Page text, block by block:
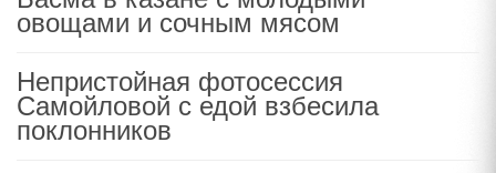
овощами и сочным мясом
Непристойная фотосессия
Самойловой с едой взбесила
поклонников